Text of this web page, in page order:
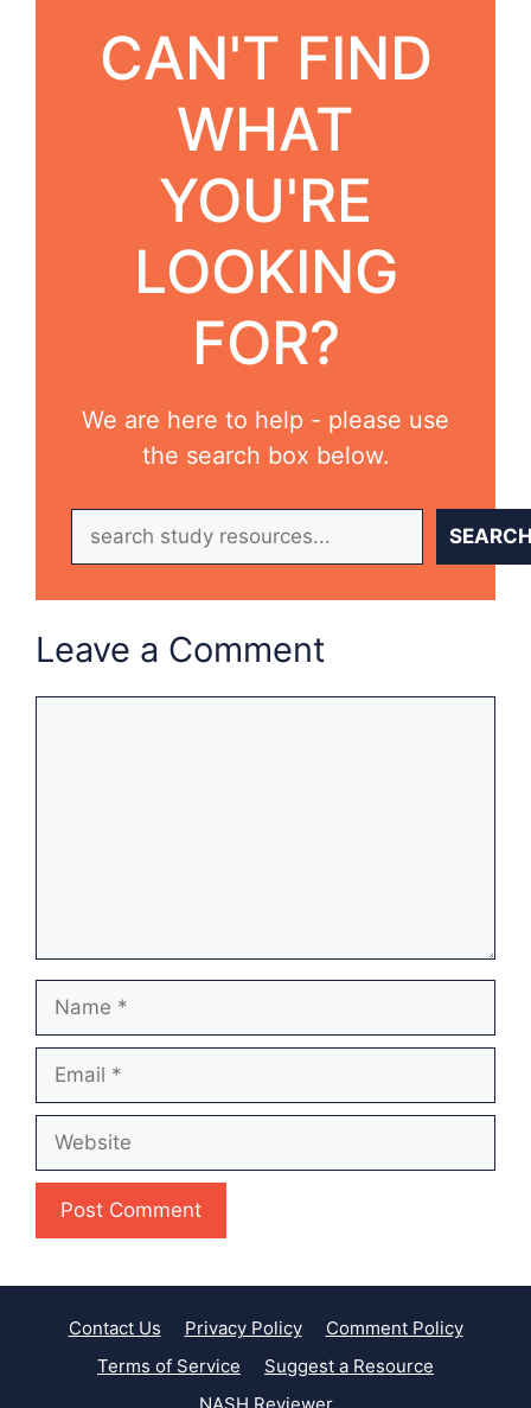
CAN'T FIND
WHAT
YOU'RE
LOOKING
FOR?
We are here to help - please use
the search box below.
Leave a Comment
Name
Email
Website
Contact Us Privacy Policy
Comment Policy
Terms of Service
Suggest a Resource